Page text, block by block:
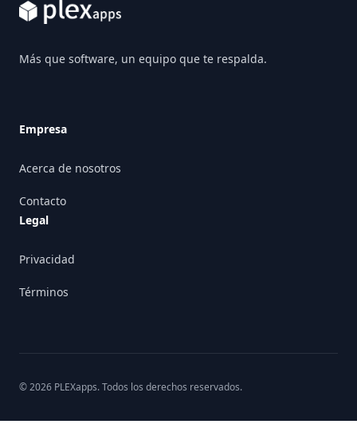
Más que software, un equipo que te respalda.
Empresa
Acerca de nosotros
Contacto
Legal
Privacidad
Términos
©2026 PLEXapps. Todos los derechos reservados.